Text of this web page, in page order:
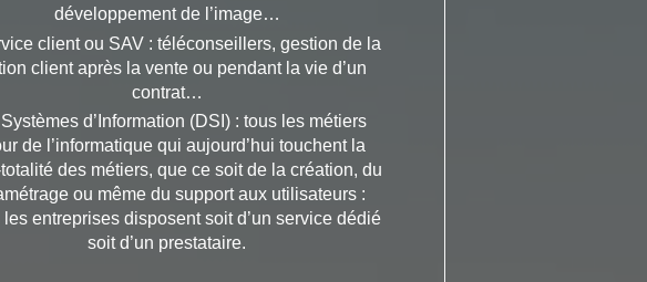
développement de l’image…
client ou SAV : téléconseillers, gestion de la
client après la vente ou pendant la vie d’un
contrat…
Systèmes d’Information (DSI) : tous les métiers
de l’informatique qui aujourd’hui touchent la
des métiers, que ce soit de la création, du
ou même du support aux utilisateurs :
les entreprises disposent soit d’un service dédié
soit d’un prestataire.